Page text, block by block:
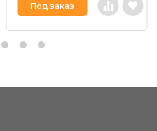
Под заказ